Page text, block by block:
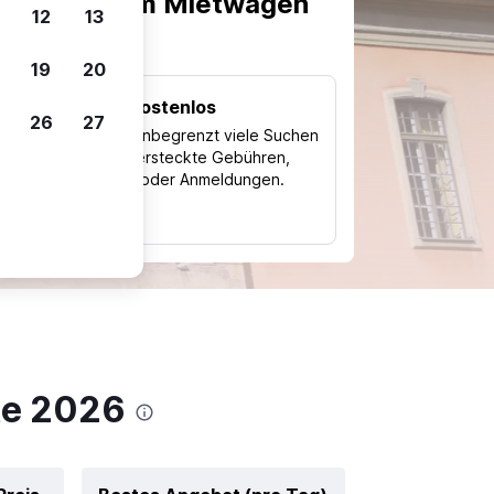
Kostenlos
Nutze unbegrenzt viele Suchen
ohne versteckte Gebühren,
Kosten oder Anmeldungen.
2026
12 13
19 20
26 27